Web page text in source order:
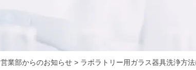
営業部からのお知らせ > ラボラトリー用ガラス器具洗浄方